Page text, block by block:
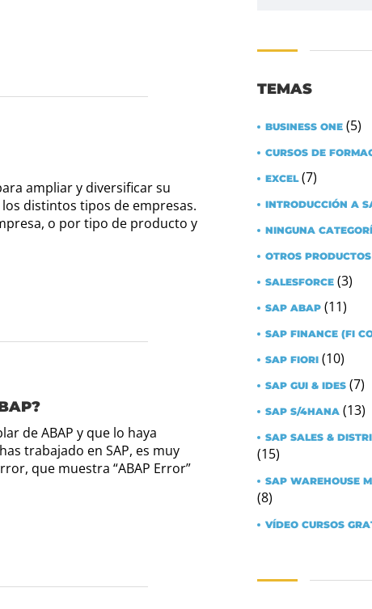
ampliar y diversificar su
distintos tipos de empresas.
o por tipo de producto y
de ABAP y que lo haya
trabajado en SAP, es muy
que muestra “ABAP Error”
TEMAS
BUSINESS ONE (5)
CURSOS DE
EXCEL(7)
INTRODUCCIÓN A
NINGUNA
OTROS
SALESFORCE (3)
SAP ABAP (11)
SAP FINANCE (FI
SAP FIORI (10)
SAP GUI & IDES (7)
SAP S/4HANA (13)
SAP SALES &
(15)
SAP WAREHOUSE
(8)
VÍDEO CURSOS